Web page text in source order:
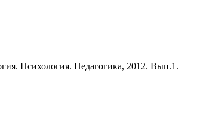
Психология. Педагогика, 2012. Вып.1.